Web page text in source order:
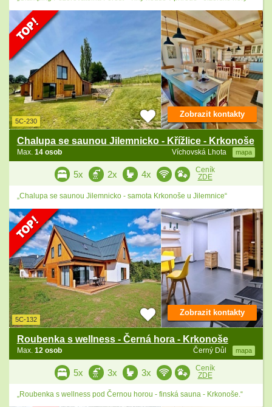
5C-230
Chalupa se saunou Jilemnicko - Křížlice - Krkonoše
Víchovská Lhota mapa
Max. 14 osob
Zobrazit kontakty
5x 2x 4x
Ceník
ZDE
„Chalupa se saunou Jilemnicko - samota Krkonoše u Jilemnice“
5C-132
Roubenka s wellness - Černá hora - Krkonoše
Černý Důl mapa
Max. 12 osob
Zobrazit kontakty
5x 3x 3x
Ceník
ZDE
„Roubenka s wellness pod Černou horou - finská sauna - Krkonoše.“